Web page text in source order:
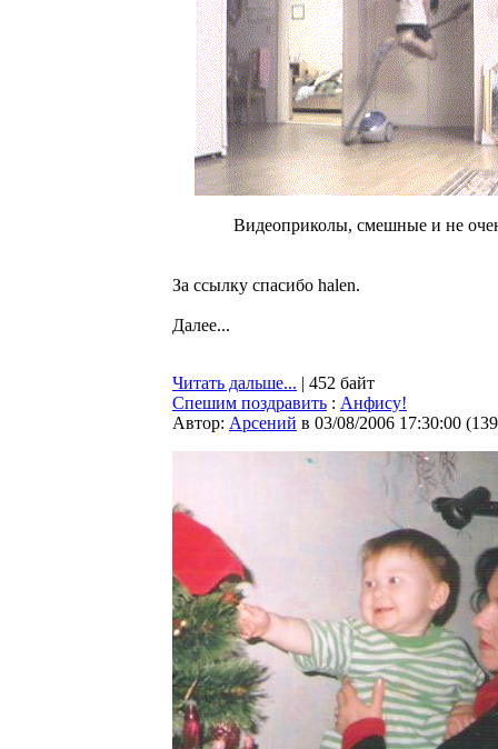
Видеоприколы, смешные и не
За ссылку спасибо halen.
Далее...
Читать дальше... | 452 байт
Спешим поздравить : Анфису!
Автор: Арсений в 03/08/2006 17:30:00 (